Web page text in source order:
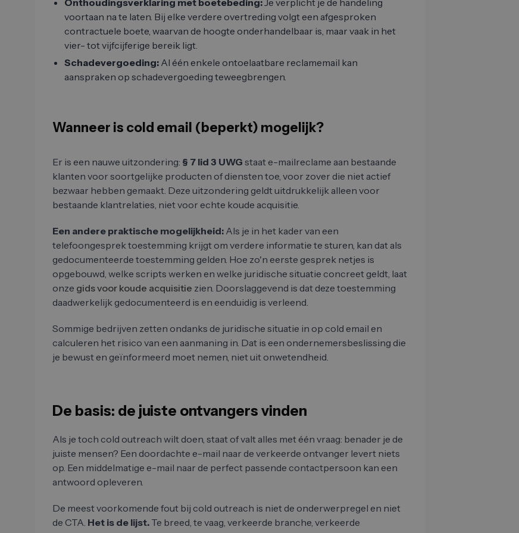
Onthoudingsverklaring met boetebeding:Je verplicht je de handeling
voortaan na te laten. Bij elke verdere overtreding volgt een afgesproken
contractuele boete, waarvan de hoogte onderhandelbaar is, maar vaak in het
vier- tot vijfcijferige bereik ligt.
Schadevergoeding: Al één enkele ontoelaatbare reclamemail kan
aanspraken op schadevergoeding teweegbrengen.
Wanneer is cold email (beperkt) mogelijk?
Er is een nauwe uitzondering: § 7 lid 3 UWG staat e-mailreclame aan bestaande
klanten voor soortgelijke producten of diensten toe, voor zover die niet actief
bezwaar hebben gemaakt. Deze uitzondering geldt uitdrukkelijk alleen voor
bestaande klantrelaties, niet voor echte koude acquisitie.
Een andere praktische mogelijkheid: Als je in het kader van een
telefoongesprek toestemming krijgt om verdere informatie te sturen, kan dat als
gedocumenteerde toestemming gelden. Hoe zo'n eerste gesprek netjes is
opgebouwd, welke scripts werken en welke juridische situatie concreet geldt, laat
onze gids voor koude acquisitie zien. Doorslaggevend is dat deze toestemming
daadwerkelijk gedocumenteerd is en eenduidig is verleend.
Sommige bedrijven zetten ondanks de juridische situatie in op cold email en
calculeren het risico van een aanmaning in. Dat is een ondernemersbeslissing die
je bewust en geïnformeerd moet nemen, niet uit onwetendheid.
De basis: de juiste ontvangers vinden
Als je toch cold outreach wilt doen, staat of valt alles met één vraag: benader je de
juiste mensen? Een doordachte e-mail naar de verkeerde ontvanger levert niets
op. Een middelmatige e-mail naar de perfect passende contactpersoon kan een
antwoord opleveren.
De meest voorkomende fout bij cold outreach is niet de onderwerpregel en niet
de CTA. Het is de lijst. Te breed, te vaag, verkeerde branche, verkeerde